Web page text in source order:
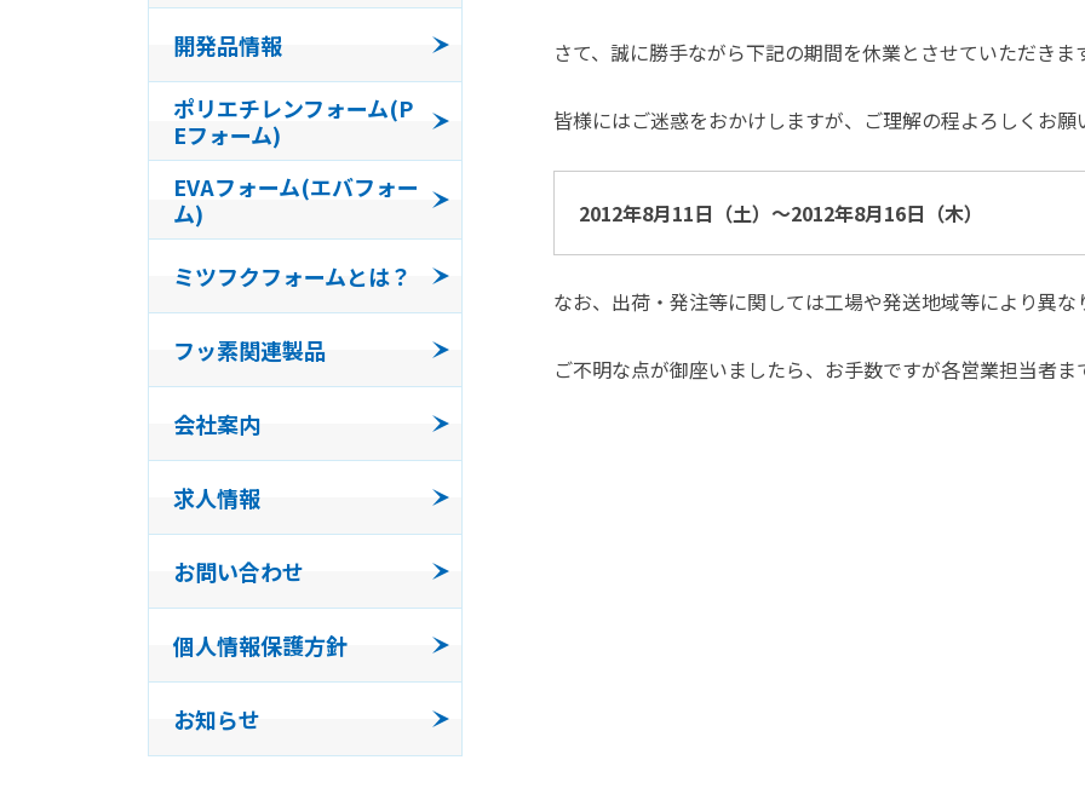
さて、誠に勝手ながら下記の期間を休業とさせていただきま
皆様にはご迷惑をおかけしますが、ご理解の程よろしくお願
2012年8月11日（土）～2012年8月16日（木）
なお、出荷・発注等に関しては工場や発送地域等により異な
ご不明な点が御座いましたら、お手数ですが各営業担当者ま
発泡体製品
フッ素関連製品
開発品情報
ポリエチレンフォーム(P
Eフォーム)
EVAフォーム(エバフォー
ム)
ミツフクフォームとは？
フッ素関連製品
会社案内
求人情報
お問い合わせ
個人情報保護方針
お知らせ